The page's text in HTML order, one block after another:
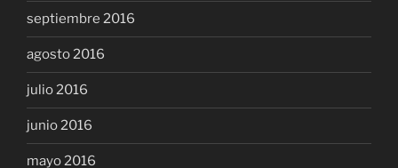
septiembre 2016
agosto 2016
julio 2016
junio 2016
mayo 2016